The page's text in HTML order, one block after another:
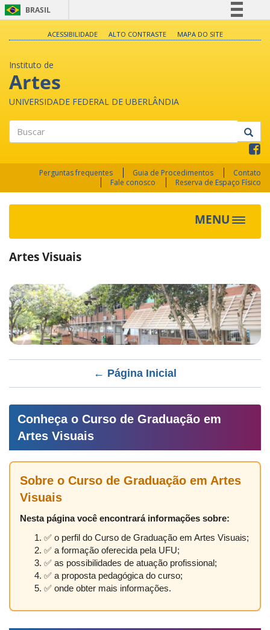
BRASIL
Legislação
Canais
ACESSIBILIDADE ALTO CONTRASTE MAPA DO SITE
Instituto de
Artes
UNIVERSIDADE FEDERAL DE UBERLÂNDIA
Perguntas frequentes Guia de Procedimentos
Contato
Fale conosco
Reserva de Espaço Físico
MENU
Toggle
Artes Visuais
← Página Inicial
Conheça o Curso de Graduação em
Artes Visuais
Sobre o Curso de Graduação em Artes
Visuais
Nesta página você encontrará informações sobre:
✅ o perfil do Curso de Graduação em Artes Visuais;
✅ a formação oferecida pela UFU;
✅ as possibilidades de atuação profissional;
✅ a proposta pedagógica do curso;
✅ onde obter mais informações.